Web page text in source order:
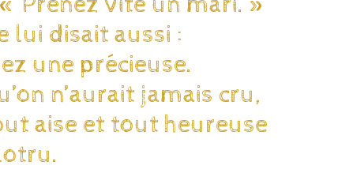
lui disait aussi :
une précieuse.
n’aurait jamais cru,
aise et tout heureuse